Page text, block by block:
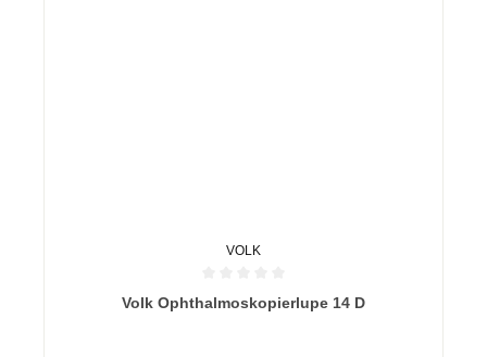
VOLK
Durchschnittliche Bewertung von 0 von 5 Sternen
Volk Ophthalmoskopierlupe 14 D